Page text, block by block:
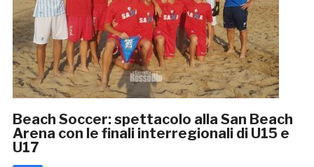
Beach Soccer: spettacolo alla San Beach
Arena con le finali interregionali di U15 e
U17